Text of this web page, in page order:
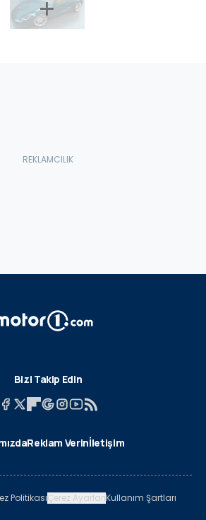
Bizi Takip Edin
Reklam Verinİletişim
PolitikasıÇerez AyarlarıKullanım Şartları